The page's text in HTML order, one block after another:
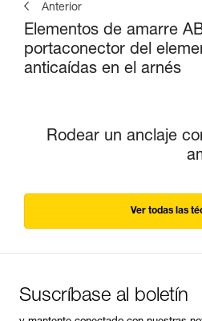
Anterior
Elementos de amarre
portaconector del
anticaídas en el arnés
Rodear un anclaje
Ver todas las
Suscríbase al boletín